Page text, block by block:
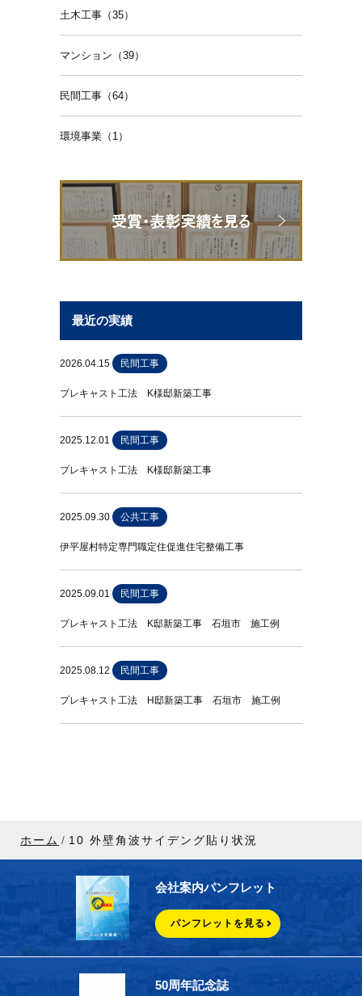
土木工事（35）
マンション（39）
民間工事（64）
環境事業（1）
最近の実績
2026.04.15 民間工事
プレキャスト工法 K様邸新築工事
2025.12.01 民間工事
プレキャスト工法 K様邸新築工事
2025.09.30 公共工事
伊平屋村特定専門職定住促進住宅整備工事
2025.09.01 民間工事
プレキャスト工法 K邸新築工事 石垣市 施工例
2025.08.12 民間工事
プレキャスト工法 H邸新築工事 石垣市 施工例
ホーム 10 外壁角波サイデング貼り状況
会社案内パンフレット
パンフレットを見る
50周年記念誌